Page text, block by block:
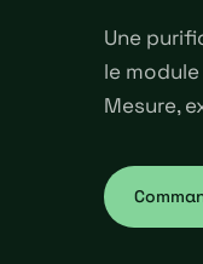
Une
le
Mesure,